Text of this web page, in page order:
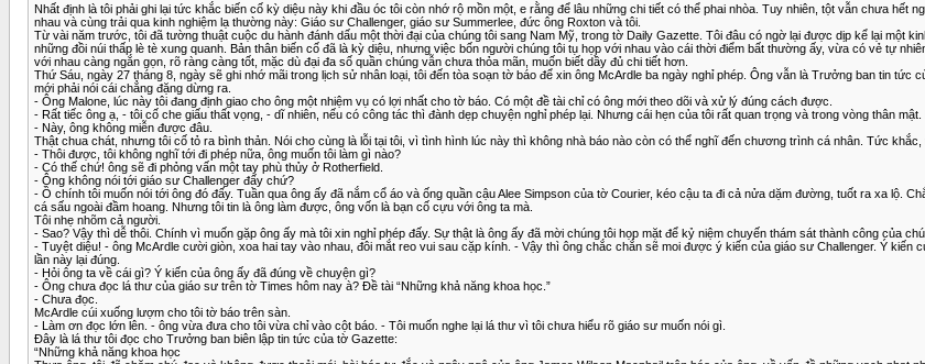
Nhất định là tôi phải ghi lại tức khắc biến cố kỳ diệu này khi đầu óc tôi còn nhớ rộ mồn một, e rằng để lâu những chi tiết có thể phai nhòa. Tuy nhiên, tột vẫn chưa hết
nhau và cùng trải qua kinh nghiệm lạ thường này: Giáo sư Challenger, giáo sư Summerlee, đức ông Roxton và tôi.
Từ vài năm trước, tôi đã tường thuật cuộc du hành đánh dấu một thời đại của chúng tôi sang Nam Mỹ, trong tờ Daily Gazette. Tôi đâu có ngờ lại được dịp kể lại một
những đồi núi thấp lè tè xung quanh. Bản thân biến cố đã là kỳ diệu, nhưng việc bốn người chúng tôi tụ họp với nhau vào cái thời điểm bất thường ấy, vừa có vẻ tự
với nhau càng ngắn gọn, rõ ràng càng tốt, mặc dù đại đa số quần chúng vẫn chưa thỏa mãn, muốn biết dầy đủ chi tiết hơn.
Thứ Sáu, ngày 27 tháng 8, ngày sẽ ghi nhớ mãi trong lịch sử nhân loại, tôi đến tòa soạn tờ báo để xin ông McArdle ba ngày nghỉ phép. Ông vẫn là Trưởng ban tin tức
mới phải nói cái chẳng đặng dừng ra.
- Ông Malone, lúc này tôi đang định giao cho ông một nhiệm vụ có lợi nhất cho tờ báo. Có một đề tài chỉ có ông mới theo dõi và xử lý đúng cách được.
- Rất tiếc ông ạ, - tôi cố che giấu thất vọng, - dĩ nhiên, nếu có công tác thì đành dẹp chuyện nghỉ phép lại. Nhưng cái hẹn của tôi rất quan trọng và trong vòng thân
- Này, ông không miễn được đâu.
Thật chua chát, nhưng tôi cố tỏ ra bình thản. Nói cho cùng là lỗi tại tôi, vì tình hình lúc này thì không nhà báo nào còn có thể nghĩ đến chương trình cá nhân. Tức khắc,
- Thôi được, tôi không nghĩ tới đi phép nữa, ông muốn tôi làm gì nào?
- Có thế chứ! ông sẽ đi phỏng vấn một tay phù thủy ở Rotherfield.
- Ông không nói tới giáo sư Challenger đấy chứ?
- Ồ chính tôi muốn nói tới ông đó đấy. Tuần qua ông ấy đã nắm cổ áo và ống quần cậu Alee Simpson của tờ Courier, kéo cậu ta đi cả nửa dặm đường, tuốt ra xa lộ.
cá sấu ngoài đầm hoang. Nhưng tôi tin là ông làm được, ông vốn là bạn cố cựu với ông ta mà.
Tôi nhẹ nhõm cả người.
- Sao? Vậy thì dễ thôi. Chính vì muốn gặp ông ấy mà tôi xin nghỉ phép đấy. Sự thật là ông ấy đã mời chúng tôi họp mặt để kỷ niệm chuyến thám sát thành công của
- Tuyệt diệu! - ông McArdle cười giòn, xoa hai tay vào nhau, đôi mắt reo vui sau cặp kính. - Vậy thì ông chắc chắn sẽ moi được ý kiến của giáo sư Challenger. Ý
lần này lại đúng.
- Hỏi ông ta về cái gì? Ý kiến của ông ấy đã đúng về chuyện gì?
- Ông chưa đọc lá thư của giáo sư trên tờ Times hôm nay à? Đề tài “Những khả năng khoa học.”
- Chưa đọc.
McArdle cúi xuống lượm cho tôi tờ báo trên sàn.
- Làm ơn đọc lớn lên. - ông vừa đưa cho tôi vừa chỉ vào cột báo. - Tôi muốn nghe lại lá thư vì tôi chưa hiểu rõ giáo sư muốn nói gì.
Đây là lá thư tôi đọc cho Trưởng ban biên lập tin tức của tờ Gazette:
“Những khả năng khoa học